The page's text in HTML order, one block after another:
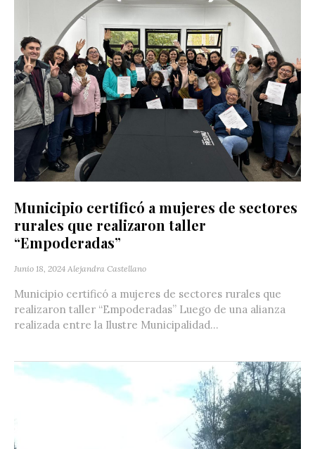
Municipio certificó a mujeres de sectores
rurales que realizaron taller
“Empoderadas”
Junio 18, 2024 Alejandra Castellano
Municipio certificó a mujeres de sectores rurales que
realizaron taller “Empoderadas” Luego de una alianza
realizada entre la Ilustre Municipalidad...